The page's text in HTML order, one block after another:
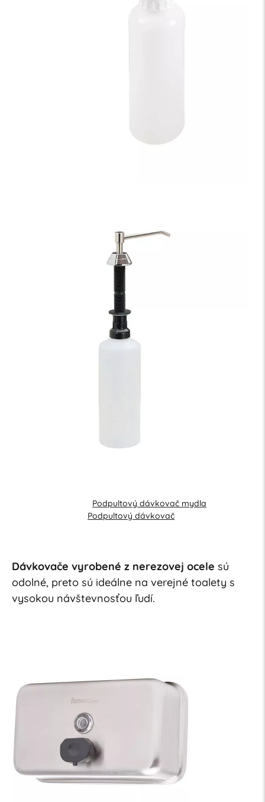
Podpultový dávkovač mydla
Podpultový dávkovač
Dávkovače vyrobené z nerezovej ocele sú
odolné, preto sú ideálne na verejné toalety s
vysokou návštevnosťou ľudí.